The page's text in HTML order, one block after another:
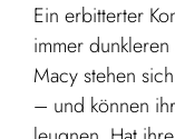
Ein erbitterter
immer
Macy stehen
– und können